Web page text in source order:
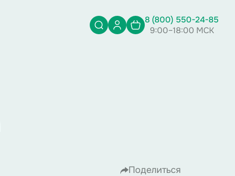
8 (800) 550-24-85
9:00–18:00 МСК
Поделиться